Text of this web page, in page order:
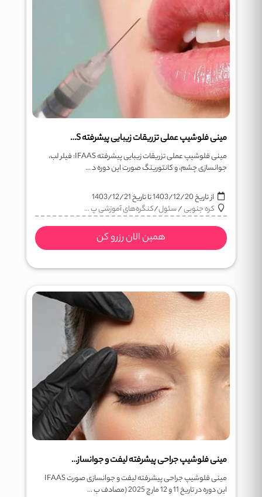
مینی فلوشیپ عملی تزریقات زیبایی پیشرفته IFAAS
مینی فلوشیپ عملی تزریقات زیبایی پیشرفته IFAAS: فیلر لب،
جوانسازی چشم، و کانتورینگ صورت این دوره د ...
از تاریخ1403/12/20تا تاریخ1403/12/21
کره جنوبی/سئول/کنگره‌های آموزشی پ ...
همین الان رزرو کن
مینی فلوشیپ جراحی پیشرفته لیفت و جوانسازی صورت IFAAS
مینی فلوشیپ جراحی پیشرفته لیفت و جوانسازی صورت IFAAS
این دوره در تاریخ 11 و 12 مارچ 2025 (مصادف ب ...